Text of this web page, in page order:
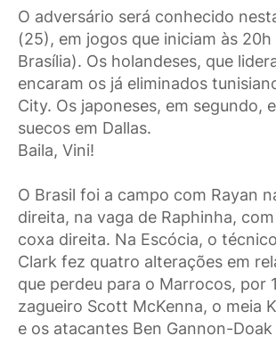
O adversário será conhecido
(25), em jogos que iniciam às
Brasília). Os holandeses, que
encaram os já eliminados
City. Os japoneses, em segundo,
suecos em Dallas.
Baila, Vini!
O Brasil foi a campo com Rayan
direita, na vaga de Raphinha,
coxa direita. Na Escócia, o
Clark fez quatro alterações em
que perdeu para o Marrocos, por
zagueiro Scott McKenna, o meia
e os atacantes Ben Gannon-